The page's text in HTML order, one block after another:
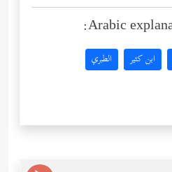
Arabic
ابن كثير الطبري